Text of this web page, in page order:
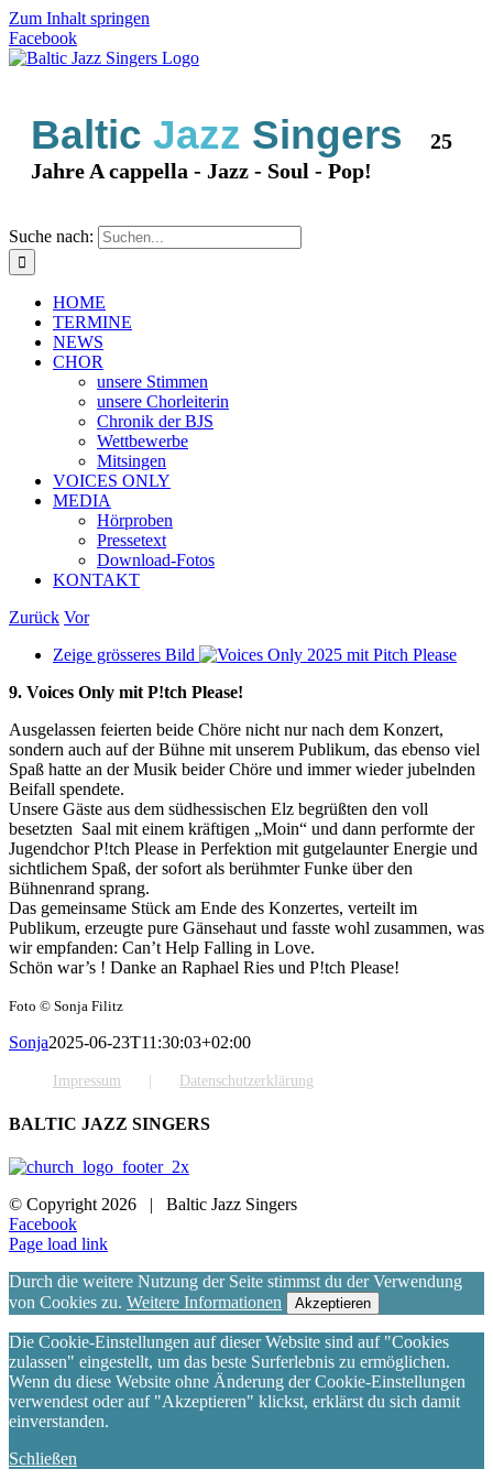
Zum Inhalt springen
Facebook
Baltic Jazz Singers 25
Jahre A cappella - Jazz - Soul - Pop!
Suche nach:
HOME
TERMINE
NEWS
CHOR
unsere Stimmen
unsere Chorleiterin
Chronik der BJS
Wettbewerbe
Mitsingen
VOICES ONLY
MEDIA
Hörproben
Pressetext
Download-Fotos
KONTAKT
Zurück Vor
Zeige grösseres Bild
9. Voices Only mit P!tch Please!
Ausgelassen feierten beide Chöre nicht nur nach dem Konzert,
sondern auch auf der Bühne mit unserem Publikum, das ebenso viel
Spaß hatte an der Musik beider Chöre und immer wieder jubelnden
Beifall spendete.
Unsere Gäste aus dem südhessischen Elz begrüßten den voll
besetzten Saal mit einem kräftigen „Moin“ und dann performte der
Jugendchor P!tch Please in Perfektion mit gutgelaunter Energie und
sichtlichem Spaß, der sofort als berühmter Funke über den
Bühnenrand sprang.
Das gemeinsame Stück am Ende des Konzertes, verteilt im
Publikum, erzeugte pure Gänsehaut und fasste wohl zusammen, was
wir empfanden: Can’t Help Falling in Love.
Schön war’s ! Danke an Raphael Ries und P!tch Please!
Foto © Sonja Filitz
Sonja2025-06-23T11:30:03+02:00
Impressum Datenschutzerklärung
BALTIC JAZZ SINGERS
© Copyright 2026 | Baltic Jazz Singers
Facebook
Page load link
Durch die weitere Nutzung der Seite stimmst du der Verwendung
von Cookies zu. Weitere Informationen Akzeptieren
Die Cookie-Einstellungen auf dieser Website sind auf "Cookies
zulassen" eingestellt, um das beste Surferlebnis zu ermöglichen.
Wenn du diese Website ohne Änderung der Cookie-Einstellungen
verwendest oder auf "Akzeptieren" klickst, erklärst du sich damit
einverstanden.
Schließen